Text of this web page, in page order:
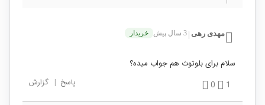
مهدی رهی 3 سال پیش خریدار
سلام برای بلوتوث هم جواب میده؟
1
0 پاسخ | گزارش